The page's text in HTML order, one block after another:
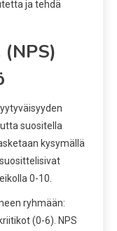
ja tehdä
suositella
kysymällä
0-10.
ryhmään:
(0-6). NPS